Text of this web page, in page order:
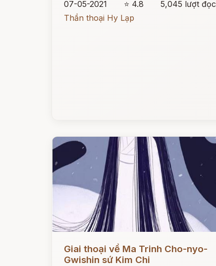
07-05-2021
⭐ 4.8
5,045 lượt đọc
Thần thoại Hy Lạp
Giai thoại về Ma Trinh Cho-nyo-
Gwishin sứ Kim Chi